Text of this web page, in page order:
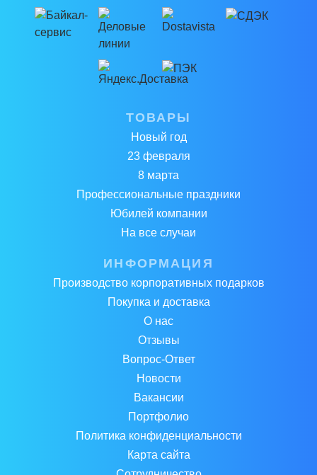
ТОВАРЫ
Новый год
23 февраля
8 марта
Профессиональные праздники
Юбилей компании
На все случаи
ИНФОРМАЦИЯ
Производство корпоративных подарков
Покупка и доставка
О нас
Отзывы
Вопрос-Ответ
Новости
Вакансии
Портфолио
Политика конфиденциальности
Карта сайта